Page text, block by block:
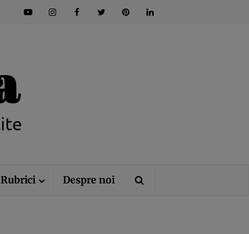
Rubrici Despre noi